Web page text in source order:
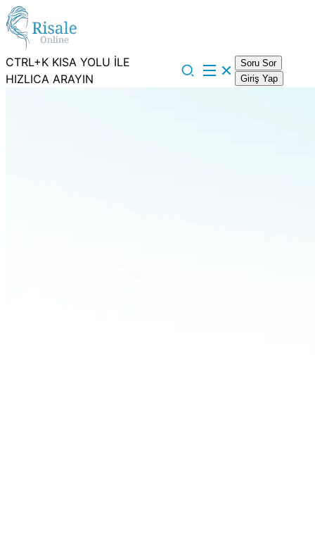
CTRL+K KISA YOLU İLE
HIZLICA ARAYIN
Soru Sor
Giriş Yap